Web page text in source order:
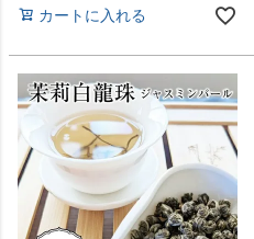
カートに入れる